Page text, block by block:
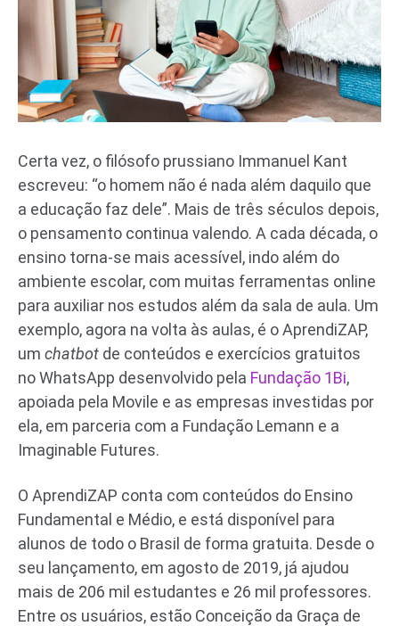
Certa vez, o filósofo prussiano Immanuel Kant
escreveu: “o homem não é nada além daquilo que
a educação faz dele”. Mais de três séculos depois,
o pensamento continua valendo. A cada década, o
ensino torna-se mais acessível, indo além do
ambiente escolar, com muitas ferramentas online
para auxiliar nos estudos além da sala de aula. Um
exemplo, agora na volta às aulas, é o AprendiZAP,
um chatbot de conteúdos e exercícios gratuitos
no WhatsApp desenvolvido pela Fundação 1Bi,
apoiada pela Movile e as empresas investidas por
ela, em parceria com a Fundação Lemann e a
Imaginable Futures.
O AprendiZAP conta com conteúdos do Ensino
Fundamental e Médio, e está disponível para
alunos de todo o Brasil de forma gratuita. Desde o
seu lançamento, em agosto de 2019, já ajudou
mais de 206 mil estudantes e 26 mil professores.
Entre os usuários, estão Conceição da Graça de